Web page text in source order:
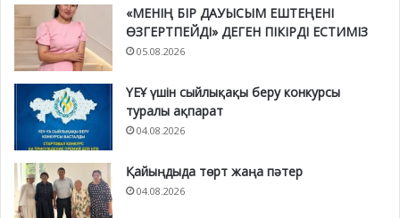
«МЕНІҢ БІР ДАУЫСЫМ ЕШТЕҢЕНІ
ӨЗГЕРТПЕЙДІ» ДЕГЕН ПІКІРДІ ЕСТИМІЗ
05.08.2026
ҮЕҰ үшін сыйлықақы беру конкурсы
туралы ақпарат
04.08.2026
Қайыңдыда төрт жаңа пәтер
04.08.2026